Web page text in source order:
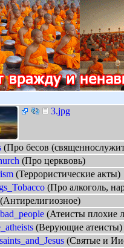
3.jpg
(Про бесов
(Про церквовь)
(Террористические акты)
(Про алкоголь,
(Антирелигиозное)
(Атеисты плохие
(Верующие атеисты)
(Святые и